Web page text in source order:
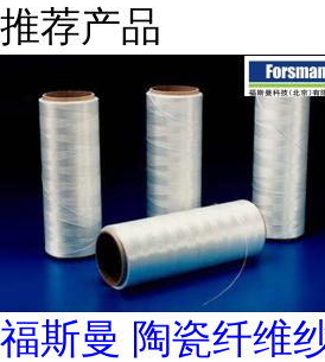
推荐产品
福斯曼 陶瓷纤维